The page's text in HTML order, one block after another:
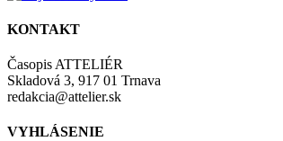
KONTAKT
Časopis ATTELIÉR
Skladová 3, 917 01 Trnava
redakcia@attelier.sk
VYHLÁSENIE